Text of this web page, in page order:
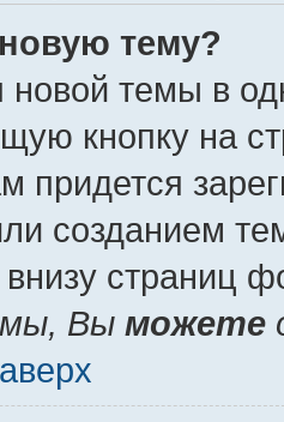
тему?
новой темы в
кнопку на
придется
созданием
страниц
Вы можете